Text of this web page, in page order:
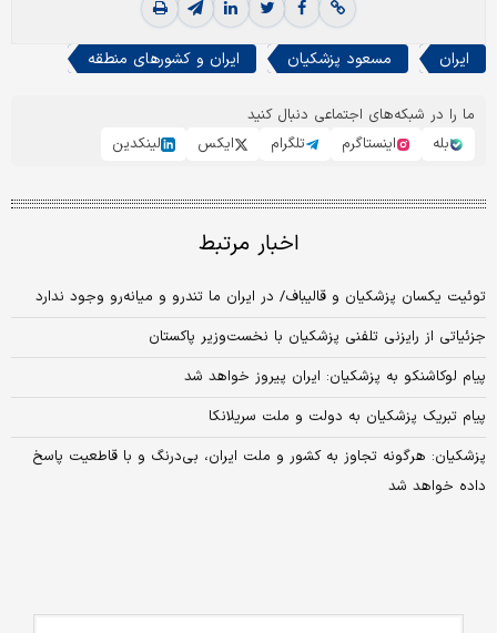
ایران مسعود پزشکيان ایران و کشورهای منطقه
ما را در شبکه‌های اجتماعی دنبال کنید
بله
اینستاگرم تلگرام ایکس لینکدین
اخبار مرتبط
توئیت یکسان پزشکیان و قالیباف/ در ایران ما تندرو و میانه‌رو وجود ندارد
جزئیاتی از رایزنی تلفنی پزشکیان با نخست‌وزیر پاکستان
پیام لوکاشنکو به پزشکیان: ایران پیروز خواهد شد
پیام تبریک پزشکیان به دولت و ملت سریلانکا
پزشکیان: هرگونه تجاوز به کشور و ملت ایران، بی‌درنگ و با قاطعیت پاسخ
داده خواهد شد